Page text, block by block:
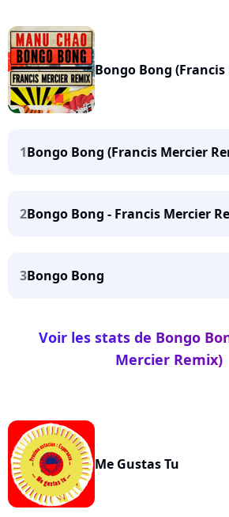
Bongo Bong
1Bongo Bong (Francis Mercier
2Bongo Bong - Francis Mercier
3Bongo Bong
Voir les stats de Bongo
Mercier Remix)
Me Gustas Tu